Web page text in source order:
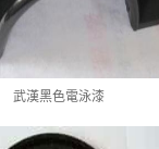
武漢黑色電泳漆